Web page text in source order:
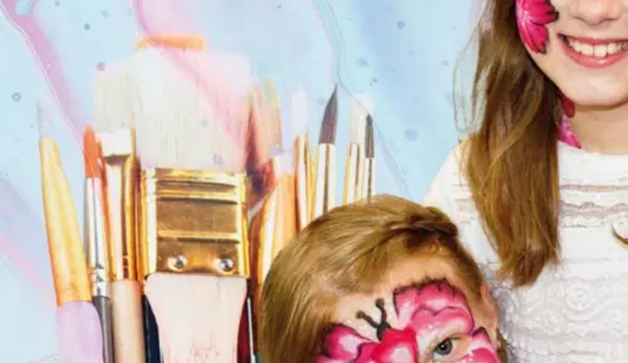
Värikkäitä ajatuksia ja ideoita kasvomaalauksista. Maalauksissa käytetään kasvomaalaukseen sopivia turvallisia vesivärejä, jotka lähtevät
tehdä, ne tuovat väriä ja iloa kaikenlaisiin juhliin ja tapahtumiin tai vain piristämään arkea. Ne ovat loistava tapa kurkistaa ja heittäytyä
loistavana taideterapiana ja mukavana toimintatuokiona.
Tämä sopii kaikille iästä riippumatta, kokemattomille ja kokeneille maalareille ja
käden koordinaatiota ja saa taiteilijan tuntemaan onnistumisen iloa. Tässä kirjassa kannustetaan taiteilijan omaa näkemystä.
ansiktsmålningar. För målningar använder säkra akvareller som är lämpliga för ansiktsmålning, som försvinner i tvätten. Ansiktsmålningar
evenemang eller bara för att lysa upp din vardag. Ett bra sätt att kika och njuta av en fantasivärld och låta fantasin flyga. Ansiktsmålning
passar alla, oavsett ålder, oerfarna och erfarna målare och modeller. Konsten att måla lugnar, ökar fantasin, utvecklar öga-hand-
konstnärens egen vision. Var och en av oss har vår egen uppfattning om hur det ser ut. I en fantasivärld är allt möjligt. Colorful thoughts
suitable for facepainting, which go away in the wash. Face paintings are fun to make and they bring color and joy to all kinds of parties
into and indulge in a fantasy world and let your imagination fly. Face painting serves as a great art therapy and a nice activity session. This
inexperienced and experienced painters and models alike. The art of painting soothes, increases imagination, develops eye-hand
artist's own vision. Each of us has our own idea of what looks like. In a fantasy world, anything is possible.
tuotekuvausta
Ominaisuudet
Oletko tyytyväinen tuotetietoihin?
Ovatko tuotetiedot riittävät? Jos tuotetiedoissa on puutteita tai niitä voisi muuten parantaa, anna palautetta.
Avautuu uuteen välilehteen